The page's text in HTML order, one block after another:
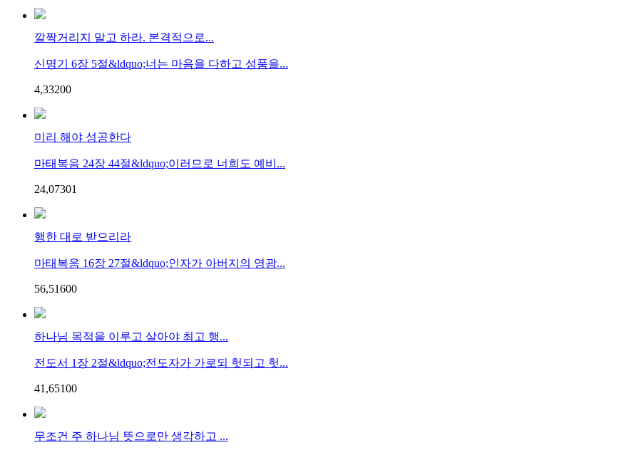
깔짝거리지 말고 하라. 본격적으로...
신명기 6장 5절&ldquo;너는 마음을 다하고 성품을...
4,33200
미리 해야 성공한다
마태복음 24장 44절&ldquo;이러므로 너희도 예비...
24,07301
행한 대로 받으리라
마태복음 16장 27절&ldquo;인자가 아버지의 영광...
56,51600
하나님 목적을 이루고 살아야 최고 행...
전도서 1장 2절&ldquo;전도자가 가로되 헛되고 헛...
41,65100
무조건 주 하나님 뜻으로만 생각하고 ...